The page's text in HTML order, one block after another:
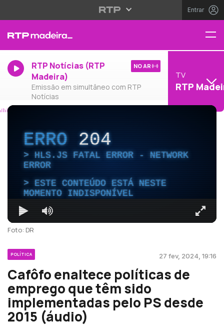
Entrar
RTP Notícias (RTP
Madeira)
Emissão em simultâneo com RTP
Notícias
NO AR
TV
RTP
ERRO204
HLS.JS FATAL ERROR - NETWORK
ERROR
ESTE CONTEÚDO ESTÁ NESTE
MOMENTO INDISPONÍVEL
Foto: DR
POLÍTICA 27 fev, 2024, 19:16
Cafôfo enaltece políticas de
emprego que têm sido
implementadas pelo PS desde
2015 (áudio)